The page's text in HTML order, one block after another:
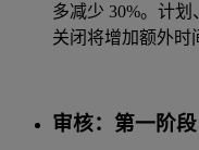
多减少 30%。计
关闭将增加额外时
审核：第一阶段